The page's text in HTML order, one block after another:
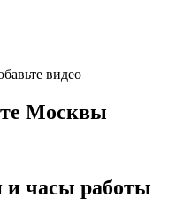
видео
Москвы
и часы работы